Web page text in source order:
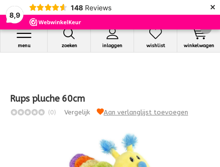
8,9
148 Reviews ×
zoeken inloggen
menu wishlist winkelwagen
Rups pluche 60cm
(0) Vergelijk Aan verlanglijst toevoegen